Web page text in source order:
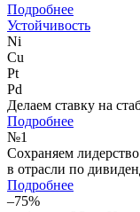
Подробнее
Устойчивость
Ni
Cu
Pt
Pd
Делаем ставку на
Подробнее
№1
Сохраняем лидерство
в отрасли по
Подробнее
–75%